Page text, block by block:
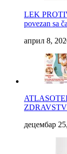
LEK
povezan sa
април 8,
децембар